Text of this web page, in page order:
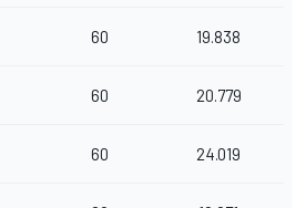
60 19.838
60 20.779
60 24.019